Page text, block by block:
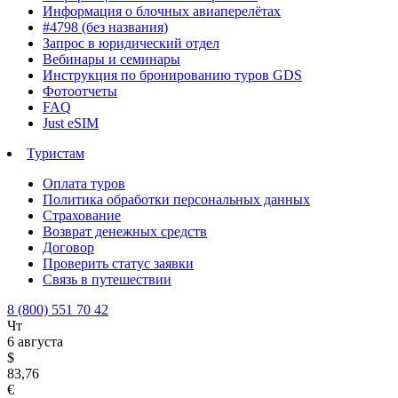
Информация о блочных авиаперелётах
#4798 (без названия)
Запрос в юридический отдел
Вебинары и семинары
Инструкция по бронированию туров GDS
Фотоотчеты
FAQ
Just eSIM
Туристам
Оплата туров
Политика обработки персональных данных
Страхование
Возврат денежных средств
Договор
Проверить статус заявки
Связь в путешествии
8 (800) 551 70 42
Чт
6 августа
$
83,76
€